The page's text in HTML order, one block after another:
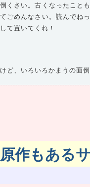
くさい。古くなったこと
ごめんなさい。読んでね
て置いてくれ！
ど、いろいろかまうの面
作もある